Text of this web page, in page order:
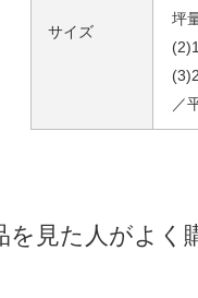
サイズ
坪
／
を見た人がよく